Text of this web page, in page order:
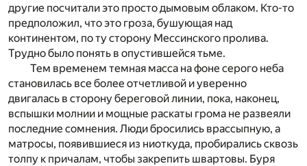
другие посчитали это просто дымовым облаком. Кто-то
предположил, что это гроза, бушующая над
континентом, по ту сторону Мессинского пролива.
Трудно было понять в опустившейся тьме.
Тем временем темная масса на фоне серого неба
становилась все более отчетливой и уверенно
двигалась в сторону береговой линии, пока, наконец,
вспышки молнии и мощные раскаты грома не развеяли
последние сомнения. Люди бросились врассыпную, а
матросы, появившиеся из ниоткуда, пробирались сквозь
толпу к причалам, чтобы закрепить швартовы. Буря